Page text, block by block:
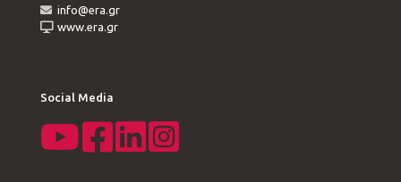
info@era.gr
www.era.gr
Social Media